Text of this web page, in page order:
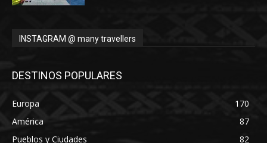
INSTAGRAM @ many travellers
DESTINOS POPULARES
Europa
170
América
87
Pueblos y Ciudades
82